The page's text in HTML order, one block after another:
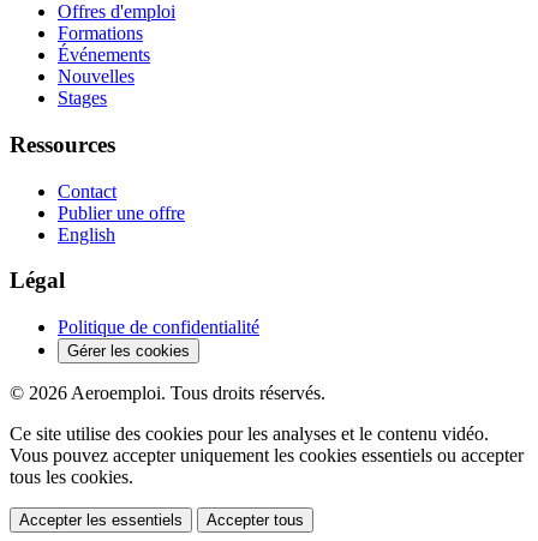
Offres d'emploi
Formations
Événements
Nouvelles
Stages
Ressources
Contact
Publier une offre
English
Légal
Politique de confidentialité
Gérer les cookies
© 2026 Aeroemploi. Tous droits réservés.
Ce site utilise des cookies pour les analyses et le contenu vidéo.
Vous pouvez accepter uniquement les cookies essentiels ou accepter
tous les cookies.
Accepter les essentiels Accepter tous